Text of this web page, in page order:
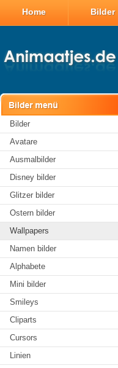
Home Bilder
Bilder
Avatare
Ausmalbilder
Disney bilder
Glitzer bilder
Ostern bilder
Wallpapers
Namen bilder
Alphabete
Mini bilder
Smileys
Cliparts
Cursors
Linien